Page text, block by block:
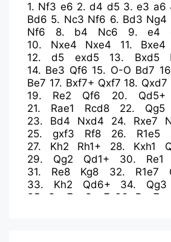
1. Nf3 e6 2.d4 d5 3.e3 a6
Bd6 5. Nc3 Nf6 6. Bd3 Ng4
Nf6
8. b4 Nc6 9.e4
10. Nxe4 Nxe4 11. Bxe4
12.d5 exd5 13. Bxd5
14. Be3 Qf6 15. O-O Bd7
Be7 17. Bxf7+ Qxf7 18. Qxd7
19. Re2 Qf6 20. Qd5+
21. Rae1 Rcd8 22. Qg5
23. Bd4 Nxd4 24. Rxe7
25. gxf3 Rf8 26. R1e5
27. Kh2 Rh1+ 28. Kxh1
29. Qg2 Qd1+ 30. Re1
31. Re8 Kg8 32. R1e7
33. Kh2 Qd6+ 34. Qg3
35.
Qxg7+ Qxg7 36. Rxg7+